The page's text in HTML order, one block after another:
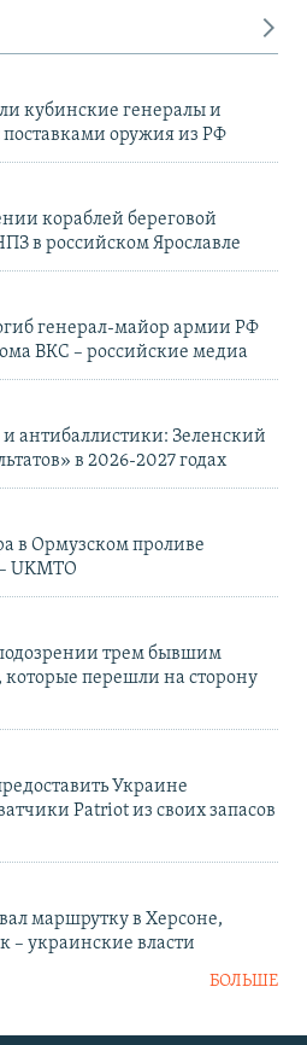
кубинские генералы и
оружия из РФ
кораблей береговой
в российском Ярославле
генерал-майор армии РФ
ВКС – российские медиа
и антибаллистики: Зеленский
в 2026-2027 годах
в Ормузском проливе
UKMTO
трем бывшим
перешли на сторону
Украине
Patriot из своих запасов
маршрутку в Херсоне,
– украинские власти
БОЛЬШЕ